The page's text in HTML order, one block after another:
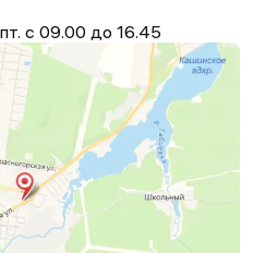
с 09.00 до 16.45